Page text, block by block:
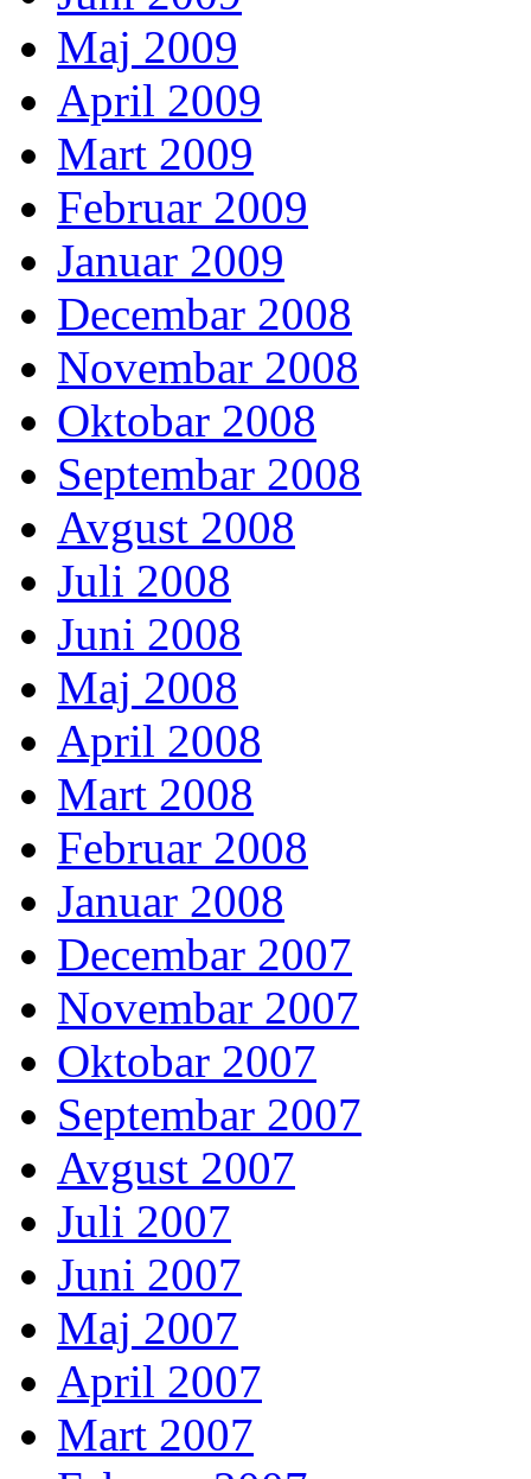
Maj 2009
April 2009
Mart 2009
Februar 2009
Januar 2009
Decembar 2008
Novembar 2008
Oktobar 2008
Septembar 2008
Avgust 2008
Juli 2008
Juni 2008
Maj 2008
April 2008
Mart 2008
Februar 2008
Januar 2008
Decembar 2007
Novembar 2007
Oktobar 2007
Septembar 2007
Avgust 2007
Juli 2007
Juni 2007
Maj 2007
April 2007
Mart 2007